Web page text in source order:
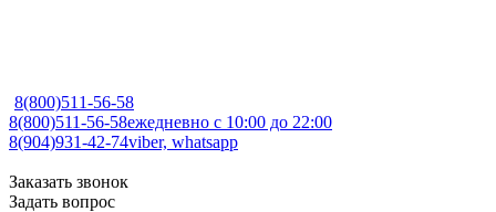
8(800)511-56-58
8(800)511-56-58ежедневно с 10:00 до 22:00
8(904)931-42-74viber, whatsapp
Заказать звонок
Задать вопрос